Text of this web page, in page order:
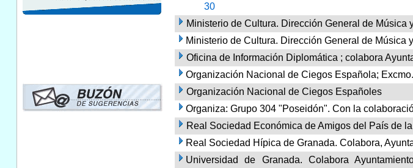
30
Ministerio de Cultura. Dirección General de Música
Ministerio de Cultura. Dirección General de Música
Oficina de Información Diplomática ; colabora
Organización Nacional de Ciegos Española;
Organización Nacional de Ciegos Españoles
Organiza: Grupo 304 "Poseidón". Con la
Real Sociedad Económica de Amigos del País de
Real Sociedad Hípica de Granada. Colabora,
Universidad de Granada. Colabora